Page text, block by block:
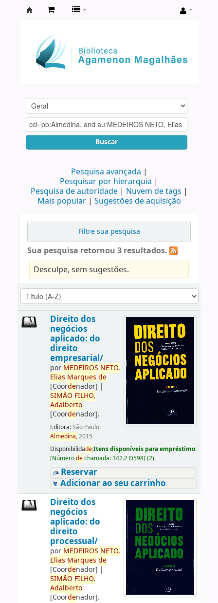
Agamenon
Magalhães
Buscar
Pesquisa avançada
Pesquisar por hierarquia
Pesquisa de autoridade
Nuvem de tags
Mais popular
Sugestões de aquisição
Filtre sua pesquisa
Sua pesquisa retornou 3 resultados.
Desculpe, sem sugestões.
Direito dos
negócios
aplicado: do
direito
empresarial/
por MEDEIROS NETO,
Elias Marques de
[Coordenador] |
SIMÃO FILHO,
Adalberto
[Coordenador].
Editora:São Paulo:
Almedina,2015
Disponibilidade:Itens disponíveis para empréstimo:
[Númerodechamada:342.2 D598] (2).
Reservar
Adicionar ao seu carrinho
Direito dos
negócios
aplicado: do
direito
processual/
por MEDEIROS NETO,
Elias Marques de
[Coordenador] |
SIMÃO FILHO,
Adalberto
[Coordenador].